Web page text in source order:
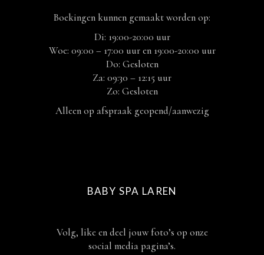
Boekingen kunnen gemaakt worden op:
Di: 19:00-20:00 uur
Woe: 09:00 – 17:00 uur en 19:00-20:00 uur
Do: Gesloten
Za: 09:30 – 12:15 uur
Zo: Gesloten
Alleen op afspraak geopend/aanwezig
BABY SPA LAREN
Volg, like en deel jouw foto’s op onze
social media pagina’s.